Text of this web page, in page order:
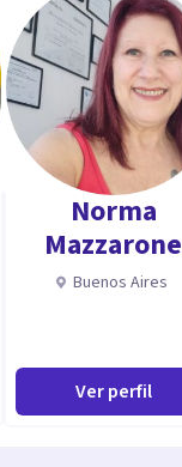
Norma
Mazzarone
Buenos Aires
Ver perfil